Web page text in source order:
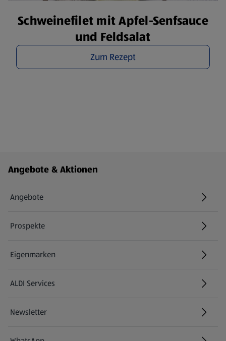
Schweinefilet mit Apfel-Senfsauce
und Feldsalat
Zum Rezept
Fußzeilenmenü - weitere Links
Angebote & Aktionen
Angebote
Prospekte
Eigenmarken
ALDI Services
Newsletter